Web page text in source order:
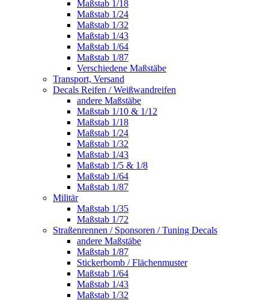
Maßstab 1/18
Maßstab 1/24
Maßstab 1/32
Maßstab 1/43
Maßstab 1/64
Maßstab 1/87
Verschiedene Maßstäbe
Transport, Versand
Decals Reifen / Weißwandreifen
andere Maßstäbe
Maßstab 1/10 & 1/12
Maßstab 1/18
Maßstab 1/24
Maßstab 1/32
Maßstab 1/43
Maßstab 1/5 & 1/8
Maßstab 1/64
Maßstab 1/87
Militär
Maßstab 1/35
Maßstab 1/72
Straßenrennen / Sponsoren / Tuning Decals
andere Maßstäbe
Maßstab 1/87
Stickerbomb / Flächenmuster
Maßstab 1/64
Maßstab 1/43
Maßstab 1/32